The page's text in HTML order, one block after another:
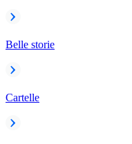
Belle storie
Cartelle